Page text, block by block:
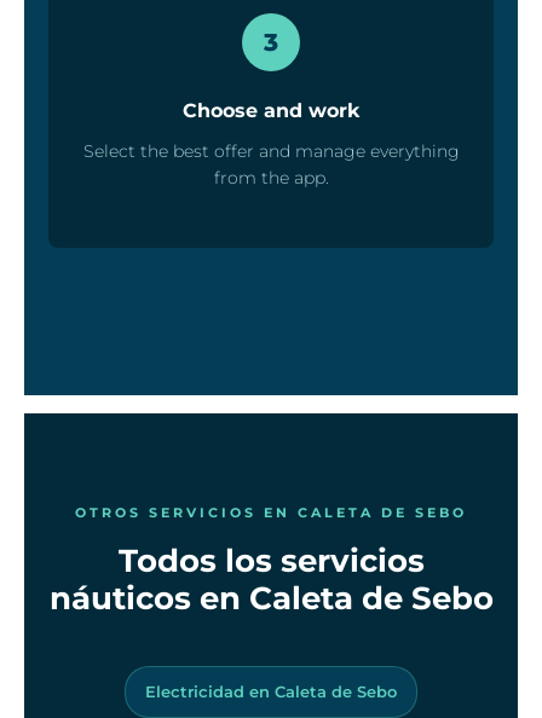
3
Choose and work
Select the best offer and manage everything
from the app.
OTROS SERVICIOS EN CALETA DE SEBO
Todos los servicios
náuticos en Caleta de Sebo
Electricidad en Caleta de Sebo